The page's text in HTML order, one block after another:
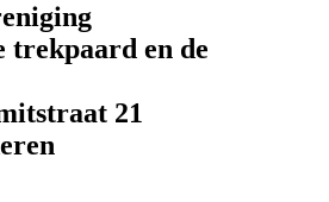
trekpaard en de
21